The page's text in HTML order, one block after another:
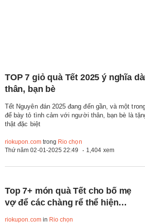
TOP 7 giỏ quà Tết 2025 ý nghĩa
thân, bạn bè
Tết Nguyên đán 2025 đang đến gần, và một
để bày tỏ tình cảm với người thân, bạn bè là
thật đặc biệt
riokupon.comtrong Rio chọn
Thứ năm 02-01-2025 22:49
1,404 xem
Top 7+ món quà Tết cho bố mẹ
vợ để các chàng rể thể hiện
riokupon.comin Rio chọn